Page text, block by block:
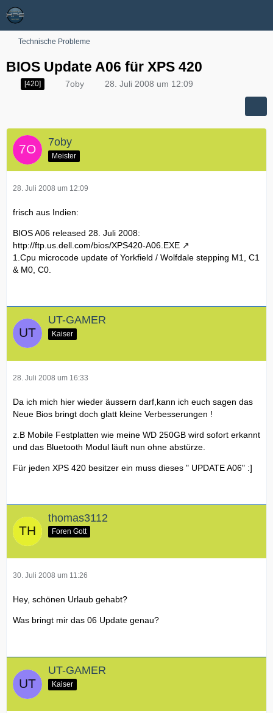
Technische Probleme
BIOS Update A06 für XPS 420
[420] 7oby 28. Juli 2008 um 12:09
7oby
Meister
28. Juli 2008 um 12:09
frisch aus Indien:
BIOS A06 released 28. Juli 2008:
http://ftp.us.dell.com/bios/XPS420-A06.EXE
1.Cpu microcode update of Yorkfield / Wolfdale stepping M1, C1
& M0, C0.
UT-GAMER
Kaiser
28. Juli 2008 um 16:33
Da ich mich hier wieder äussern darf,kann ich euch sagen das
Neue Bios bringt doch glatt kleine Verbesserungen !
z.B Mobile Festplatten wie meine WD 250GB wird sofort erkannt
und das Bluetooth Modul läuft nun ohne abstürze.
Für jeden XPS 420 besitzer ein muss dieses " UPDATE A06" :]
thomas3112
Foren Gott
30. Juli 2008 um 11:26
Hey, schönen Urlaub gehabt?
Was bringt mir das 06 Update genau?
UT-GAMER
Kaiser